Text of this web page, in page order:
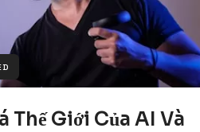
Thế Giới Của AI Và